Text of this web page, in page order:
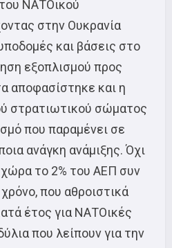
ΝΑΤΟικού
στην Ουκρανία
και βάσεις στο
εξοπλισμού προς
αποφασίστηκε και η
στρατιωτικού σώματος
που παραμένει σε
ανάγκη ανάμιξης. Όχι
το 2% του ΑΕΠ συν
που αθροιστικά
έτος για ΝΑΤΟικές
που λείπουν για την